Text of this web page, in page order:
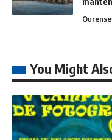
Ourense
You Might